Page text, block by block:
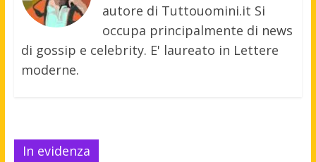
autore di Tuttouomini.it Si
occupa principalmente di news
di gossip e celebrity. E' laureato in Lettere
moderne.
In evidenza